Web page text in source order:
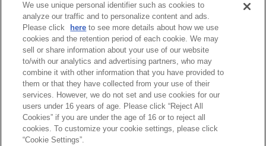
ざいますのでご了承ください。
privacypolicy
Do Not Sell or Share My
Personal Information
ウェブサイトご利用条件
ソーシャルメディアポリシー
個人情報保護方針
お問い合わせ
©BANDAI
We use unique personal identifier such as cookies to
analyze our traffic and to personalize content and ads.
Please click
here to see more details about how we use
cookies and the retention period of each cookie. We may
sell or share information about your use of our website
to/with our analytics and advertising partners, who may
combine it with other information that you have provided to
them or that they have collected from your use of their
services. However, we do not set and use cookies for our
users under 16 years of age. Please click “Reject All
Cookies” if you are under the age of 16 or to reject all
cookies. To customize your cookie settings, please click
“Cookie Settings”.